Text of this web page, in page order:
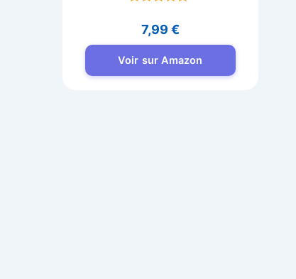
4.7
7,99 €
Voir sur Amazon